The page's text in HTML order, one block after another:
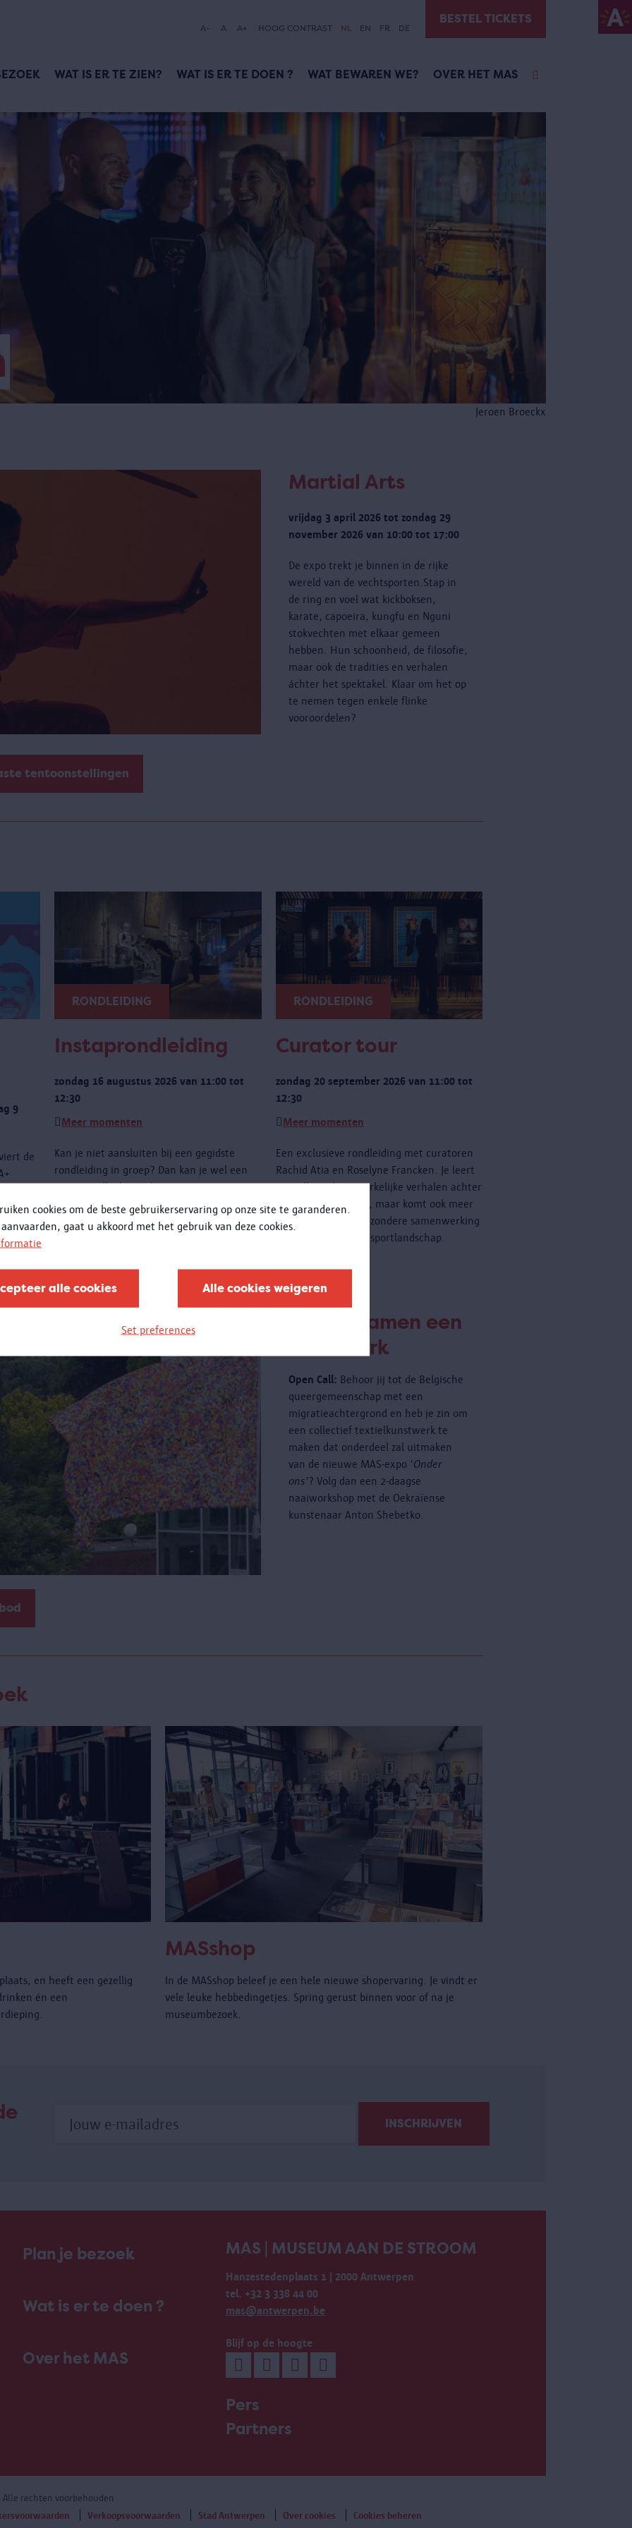
cookies om de beste gebruikerservaring op onze site te garanderen.
gaat u akkoord met het gebruik van deze cookies.
alle cookies Alle cookies weigeren
Set preferences
A- A A+ HOOG CONTRAST NL EN FR DE
BESTEL TICKETS
WAT IS ER TE ZIEN? WAT IS ER TE DOEN ? WAT BEWAREN WE? OVER HET MAS
Jeroen Broeckx
Martial Arts
vrijdag 3 april 2026 tot zondag 29
november 2026 van 10:00 tot 17:00
De expo trekt je binnen in de rijke
wereld van de vechtsporten.Stap in
de ring en voel wat kickboksen,
karate, capoeira, kungfu en Nguni
stokvechten met elkaar gemeen
hebben. Hun schoonheid, de filosofie,
maar ook de tradities en verhalen
áchter het spektakel. Klaar om het op
te nemen tegen enkele flinke
vooroordelen?
tentoonstellingen
9
de
RONDLEIDING
Instaprondleiding
zondag 16 augustus 2026 van 11:00 tot
12:30
Meer momenten
Kan je niet aansluiten bij een gegidste
rondleiding in groep? Dan kan je wel een
instaprondleiding volgen.
RONDLEIDING
Curator tour
zondag 20 september 2026 van 11:00 tot
12:30
Meer momenten
Een exclusieve rondleiding met curatoren
Rachid Atia en Roselyne Francken. Je leert
niet alleen de opmerkelijke verhalen achter
de objecten kennen, maar komt ook meer
te weten over de bijzondere samenwerking
met het Antwerpse sportlandschap.
Creëer samen een
kunstwerk
Open Call: Behoor jij tot de Belgische
queergemeenschap met een
migratieachtergrond en heb je zin om
een collectief textielkunstwerk te
maken dat onderdeel zal uitmaken
van de nieuwe MAS-expo 'Onder
ons'? Volg dan een 2-daagse
naaiworkshop met de Oekraïense
kunstenaar Anton Shebetko.
en heeft een gezellig
én een
MASshop
In de MASshop beleef je een hele nieuwe shopervaring. Je vindt er
vele leuke hebbedingetjes. Spring gerust binnen voor of na je
museumbezoek.
Plan je bezoek
Wat is er te doen ?
Over het MAS
MAS | MUSEUM AAN DE STROOM
Hanzestedenplaats 1 | 2000 Antwerpen
tel. +32 3 338 44 00
mas@antwerpen.be
Blijf op de hoogte
Pers
Partners
Alle rechten voorbehouden
Verkoopsvoorwaarden Stad Antwerpen Over cookies Cookies beheren